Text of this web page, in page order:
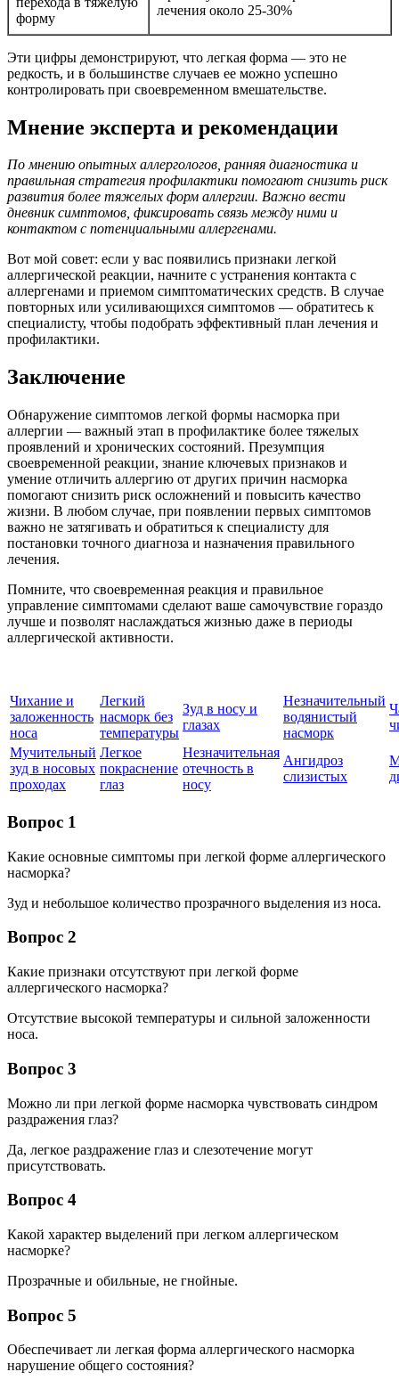
форму
лечения около 25-30%
Эти цифры демонстрируют, что легкая форма — это не
редкость, и в большинстве случаев ее можно успешно
контролировать при своевременном вмешательстве.
Мнение эксперта и рекомендации
По мнению опытных аллергологов, ранняя диагностика и
правильная стратегия профилактики помогают снизить риск
развития более тяжелых форм аллергии. Важно вести
дневник симптомов, фиксировать связь между ними и
контактом с потенциальными аллергенами.
Вот мой совет: если у вас появились признаки легкой
аллергической реакции, начните с устранения контакта с
аллергенами и приемом симптоматических средств. В случае
повторных или усиливающихся симптомов — обратитесь к
специалисту, чтобы подобрать эффективный план лечения и
профилактики.
Заключение
Обнаружение симптомов легкой формы насморка при
аллергии — важный этап в профилактике более тяжелых
проявлений и хронических состояний. Презумпция
своевременной реакции, знание ключевых признаков и
умение отличить аллергию от других причин насморка
помогают снизить риск осложнений и повысить качество
жизни. В любом случае, при появлении первых симптомов
важно не затягивать и обратиться к специалисту для
постановки точного диагноза и назначения правильного
лечения.
Помните, что своевременная реакция и правильное
управление симптомами сделают ваше самочувствие гораздо
лучше и позволят наслаждаться жизнью даже в периоды
аллергической активности.
Чихание и
заложенность
носа
Легкий
насморк без
температуры
Зуд в носу и
глазах
Незначительный
водянистый
насморк
Мучительный
зуд в носовых
проходах
Легкое
покраснение
глаз
Незначительная
отечность в
носу
Ангидроз
слизистых
Вопрос 1
Какие основные симптомы при легкой форме аллергического
насморка?
Зуд и небольшое количество прозрачного выделения из носа.
Вопрос 2
Какие признаки отсутствуют при легкой форме
аллергического насморка?
Отсутствие высокой температуры и сильной заложенности
носа.
Вопрос 3
Можно ли при легкой форме насморка чувствовать синдром
раздражения глаз?
Да, легкое раздражение глаз и слезотечение могут
присутствовать.
Вопрос 4
Какой характер выделений при легком аллергическом
насморке?
Прозрачные и обильные, не гнойные.
Вопрос 5
Обеспечивает ли легкая форма аллергического насморка
нарушение общего состояния?